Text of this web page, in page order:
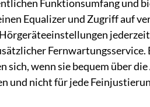
Funktionsumfang und
Equalizer und Zugriff auf
jederzeit
Fernwartungsservice.
sich, wenn sie bequem über
und nicht für jede